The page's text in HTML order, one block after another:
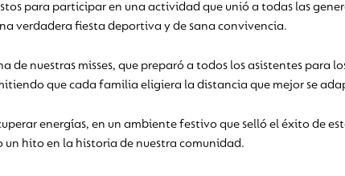
para participar en una actividad que unió a todas las
verdadera fiesta deportiva y de sana convivencia.
nuestras misses, que preparó a todos los asistentes para
que cada familia eligiera la distancia que mejor se
energías, en un ambiente festivo que selló el éxito de
hito en la historia de nuestra comunidad.